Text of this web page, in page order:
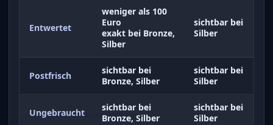
Entwertet
weniger als 100
Euro
exakt bei Bronze,
Silber
sichtbar bei
Silber
Postfrisch
sichtbar bei
Bronze, Silber
sichtbar bei
Silber
Ungebraucht
sichtbar bei
Bronze, Silber
sichtbar bei
Silber